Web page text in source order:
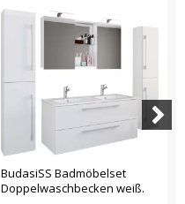
BudasiSS Badmöbelset
Doppelwaschbecken weiß.